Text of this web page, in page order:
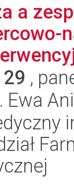
a
29 ,
Ewa